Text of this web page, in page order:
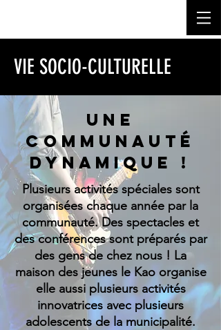
VIE SOCIO-CULTURELLE
Une
communauté
dynamique !
Plusieurs activités spéciales sont
organisées chaque année par la
communauté. Des spectacles et
des conférences sont préparés par
des gens de chez nous ! La
maison des jeunes le Kao organise
elle aussi plusieurs activités
innovatrices avec plusieurs
adolescents de la municipalité.